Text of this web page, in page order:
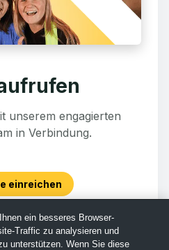
unserem engagierten
in Verbindung.
einreichen
ein besseres Browser-
Traffic zu analysieren und
unterstützen. Wenn Sie diese